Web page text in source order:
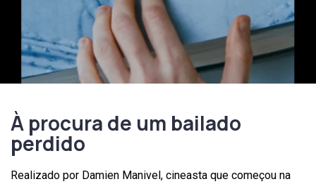
À procura de um bailado
perdido
Realizado por Damien Manivel, cineasta que começou na